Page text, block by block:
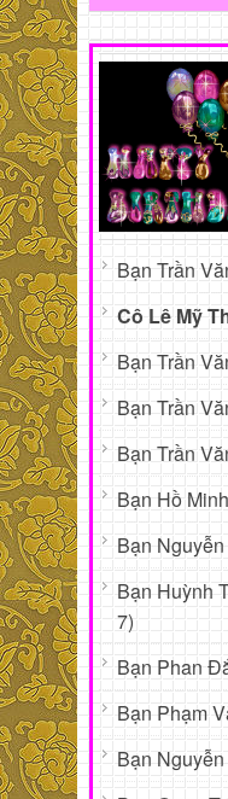
Bạn Trần
Cô Lê Mỹ
Bạn Trần
Bạn Trần
Bạn Trần
Bạn Hồ
Bạn
Bạn Huỳnh
7)
Bạn Phan
Bạn Phạm
Bạn